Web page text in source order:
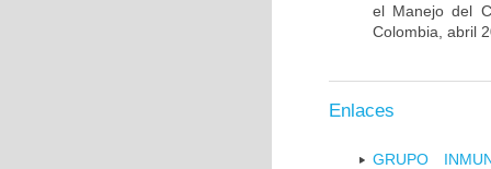
el Manejo del
Colombia, abril
Enlaces
GRUPO